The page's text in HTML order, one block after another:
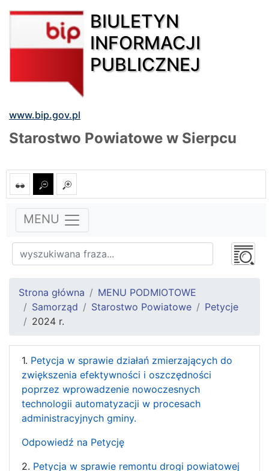
BIULETYN
INFORMACJI
PUBLICZNEJ
www.bip.gov.pl
Starostwo Powiatowe w Sierpcu
MENU
Strona główna
MENU PODMIOTOWE
Samorząd
Starostwo Powiatowe
Petycje
2024 r.
1. Petycja w sprawie działań zmierzających do
zwiększenia efektywności i oszczędności
poprzez wprowadzenie nowoczesnych
technologii automatyzacji w procesach
administracyjnych gminy.
Odpowiedź na Petycję
2. Petycja w sprawie remontu drogi powiatowej